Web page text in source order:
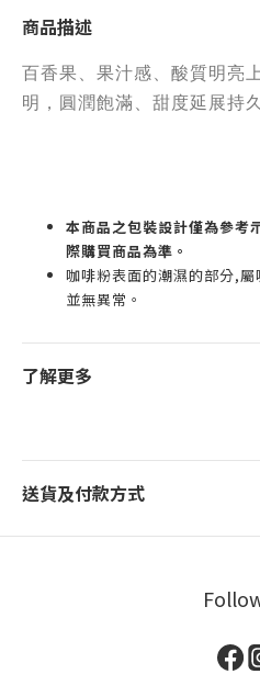
商品描述
百香果、果汁感、酸質明亮
明，圓潤飽滿、甜度延展持久
本商品之包裝設計僅為參考
際購買商品為準。
咖啡粉表面的潮濕的部分,
並無異常。
了解更多
送貨及付款方式